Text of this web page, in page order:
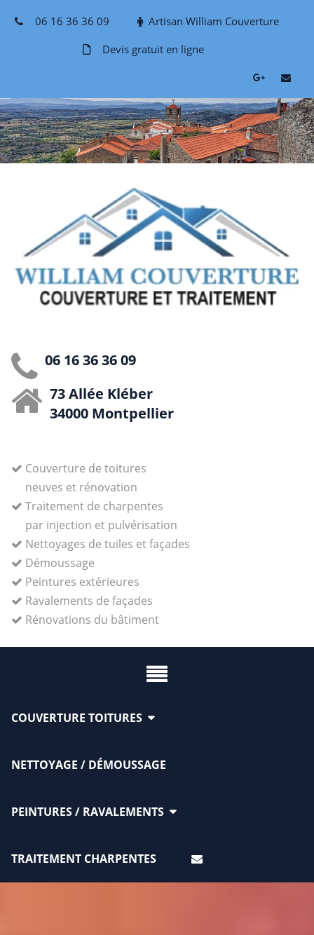
06 16 36 36 09
Artisan William Couverture
Devis gratuit en ligne
06 16 36 36 09
73 Allée Kléber
34000 Montpellier
Couverture de toitures
neuves et rénovation
Traitement de charpentes
par injection et pulvérisation
Nettoyages de tuiles et façades
Démoussage
Peintures extérieures
Ravalements de façades
Rénovations du bâtiment
COUVERTURE TOITURES
NETTOYAGE / DÉMOUSSAGE
PEINTURES / RAVALEMENTS
TRAITEMENT CHARPENTES